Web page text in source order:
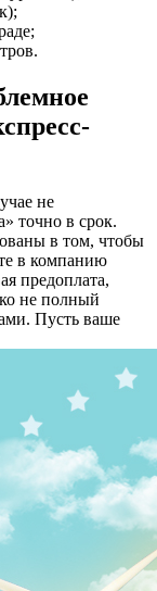
не
точно в срок.
в том, чтобы
в компанию
предоплата,
не полный
Пусть ваше